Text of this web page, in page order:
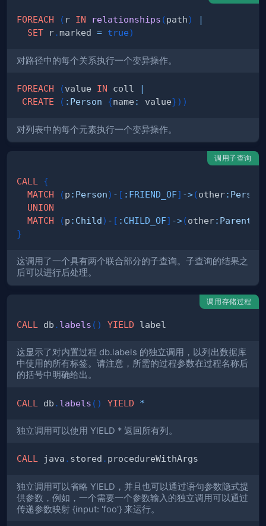
FOREACH ( r IN relationships (path)
|
SET r.marked = true)
对路径中的每个关系执行一个变异操作。
FOREACH (value IN coll
|
CREATE
( : Person {name : value}) )
对列表中的每个元素执行一个变异操作。
调用子查询
CALL
{
MATCH
(p : Person) - [ : FRIEND_OF] ->(other: Person
UNION
MATCH
(p : Child) - [ : CHILD_OF] ->(other: Parent
}
这调用了一个具有两个联合部分的子查询。子查询的结果之
后可以进行后处理。
调用存储过程
CALL db . labels ( ) YIELD
这显示了对内置过程 db.labels 的独立调用，以列出数据库
中使用的所有标签。请注意，所需的过程参数在过程名称后
的括号中明确给出。
CALL db . labels ( ) YIELD *
独立调用可以使用 YIELD * 返回所有列。
CALL java . stored .
独立调用可以省略 YIELD，并且也可以通过语句参数隐式提
供参数，例如，一个需要一个参数输入的独立调用可以通过
传递参数映射 {input: 'foo'} 来运行。